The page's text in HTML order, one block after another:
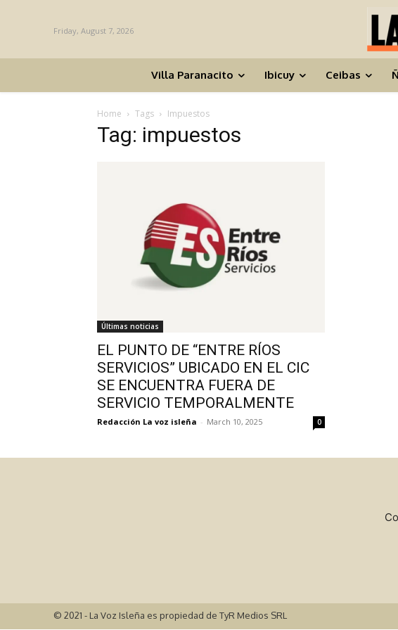
Friday, August 7, 2026
Villa Paranacito Ibicuy Ceibas
Home Tags Impuestos
Tag: impuestos
Últimas noticias
EL PUNTO DE “ENTRE RÍOS
SERVICIOS” UBICADO EN EL CIC
SE ENCUENTRA FUERA DE
SERVICIO TEMPORALMENTE
Redacción La voz isleña - March 10, 2025 0
© 2021 - La Voz Isleña es propiedad de TyR Medios SRL